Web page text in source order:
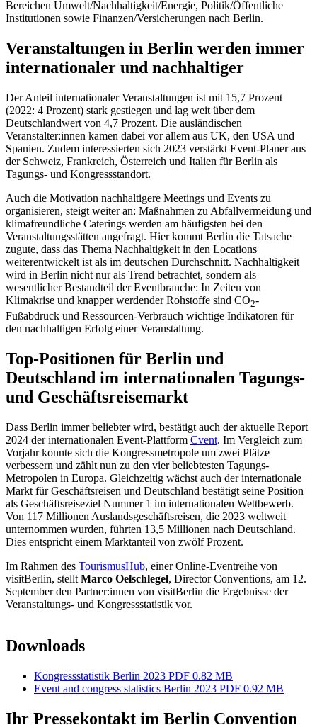
Bereichen Umwelt/Nachhaltigkeit/Energie, Politik/Öffentliche
Institutionen sowie Finanzen/Versicherungen nach Berlin.
Veranstaltungen in Berlin werden immer
internationaler und nachhaltiger
Der Anteil internationaler Veranstaltungen ist mit 15,7 Prozent
(2022: 4 Prozent) stark gestiegen und lag weit über dem
Deutschlandwert von 4,7 Prozent. Die ausländischen
Veranstalter:innen kamen dabei vor allem aus UK, den USA und
Spanien. Zudem interessierten sich 2023 verstärkt Event-Planer aus
der Schweiz, Frankreich, Österreich und Italien für Berlin als
Tagungs- und Kongressstandort.
Auch die Motivation nachhaltigere Meetings und Events zu
organisieren, steigt weiter an: Maßnahmen zu Abfallvermeidung und
klimafreundliche Caterings werden am häufigsten bei den
Veranstaltungsstätten angefragt. Hier kommt Berlin die Tatsache
zugute, dass das Thema Nachhaltigkeit in den Locations
weiterentwickelt ist als im deutschen Durchschnitt. Nachhaltigkeit
wird in Berlin nicht nur als Trend betrachtet, sondern als
wesentlicher Bestandteil der Eventbranche: In Zeiten von
Klimakrise und knapper werdender Rohstoffe sind CO2-
Fußabdruck und Ressourcen-Verbrauch wichtige Indikatoren für
den nachhaltigen Erfolg einer Veranstaltung.
Top-Positionen für Berlin und
Deutschland im internationalen Tagungs-
und Geschäftsreisemarkt
Dass Berlin immer beliebter wird, bestätigt auch der aktuelle Report
2024 der internationalen Event-Plattform Cvent. Im Vergleich zum
Vorjahr konnte sich die Kongressmetropole um zwei Plätze
verbessern und zählt nun zu den vier beliebtesten Tagungs-
Metropolen in Europa. Gleichzeitig wächst auch der internationale
Markt für Geschäftsreisen und Deutschland bestätigt seine Position
als Geschäftsreiseziel Nummer 1 im internationalen Wettbewerb.
Von 117 Millionen Auslandsgeschäftsreisen, die 2023 weltweit
unternommen wurden, führten 13,5 Millionen nach Deutschland.
Dies entspricht einem Marktanteil von zwölf Prozent.
Im Rahmen des TourismusHub, einer Online-Eventreihe von
visitBerlin, stellt Marco Oelschlegel, Director Conventions, am 12.
September den Partner:innen von visitBerlin die Ergebnisse der
Veranstaltungs- und Kongressstatistik vor.
Downloads
Kongressstatistik Berlin 2023 PDF 0.82 MB
Event and congress statistics Berlin 2023 PDF 0.92 MB
Ihr Pressekontakt im Berlin Convention